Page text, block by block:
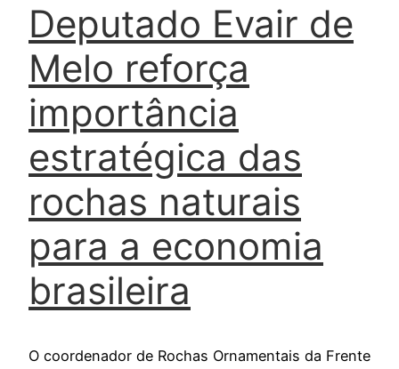
Deputado Evair de
Melo reforça
importância
estratégica das
rochas naturais
para a economia
brasileira
O coordenador de Rochas Ornamentais da Frente